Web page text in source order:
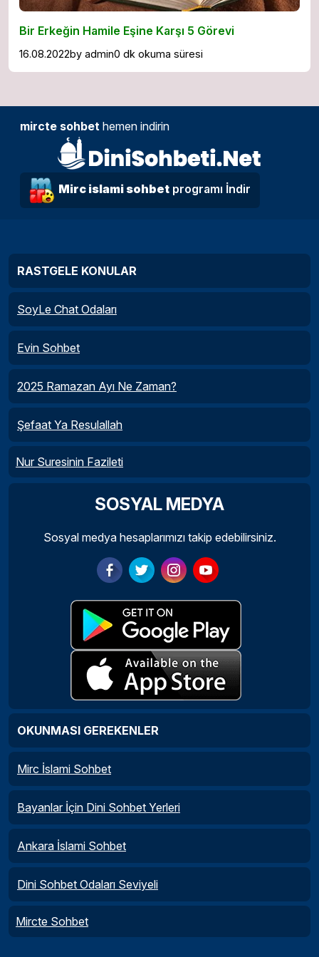
Bir Erkeğin Hamile Eşine Karşı 5 Görevi
16.08.2022by admin0 dk okuma süresi
mircte sohbet hemen indirin
Mirc islami sohbet programı İndir
RASTGELE KONULAR
SoyLe Chat Odaları
Evin Sohbet
2025 Ramazan Ayı Ne Zaman?
Şefaat Ya Resulallah
Nur Suresinin Fazileti
SOSYAL MEDYA
Sosyal medya hesaplarımızı takip edebilirsiniz.
OKUNMASI GEREKENLER
Mirc İslami Sohbet
Bayanlar İçin Dini Sohbet Yerleri
Ankara İslami Sohbet
Dini Sohbet Odaları Seviyeli
Mircte Sohbet